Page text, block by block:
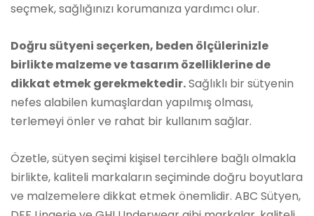
seçmek, sağlığınızı korumanıza yardımcı olur.
Doğru sütyeni seçerken, beden ölçülerinizle
birlikte malzeme ve tasarım özelliklerine de
dikkat etmek gerekmektedir.Sağlıklı bir sütyenin
nefes alabilen kumaşlardan yapılmış olması,
terlemeyi önler ve rahat bir kullanım sağlar.
Özetle, sütyen seçimi kişisel tercihlere bağlı olmakla
birlikte, kaliteli markaların seçiminde doğru boyutlara
ve malzemelere dikkat etmek önemlidir. ABC Sütyen,